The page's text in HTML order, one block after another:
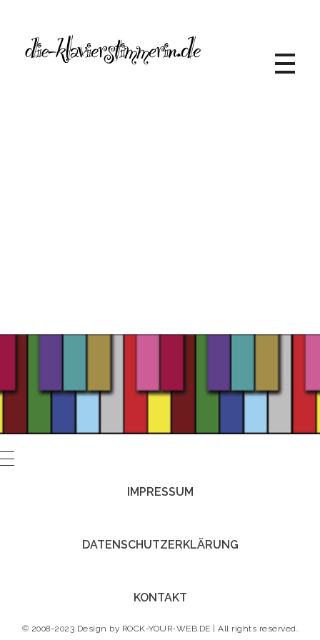
IMPRESSUM
DATENSCHUTZERKLÄRUNG
KONTAKT
© 2008-2023 Design by ROCK-YOUR-WEB.DE | All rights reserved.